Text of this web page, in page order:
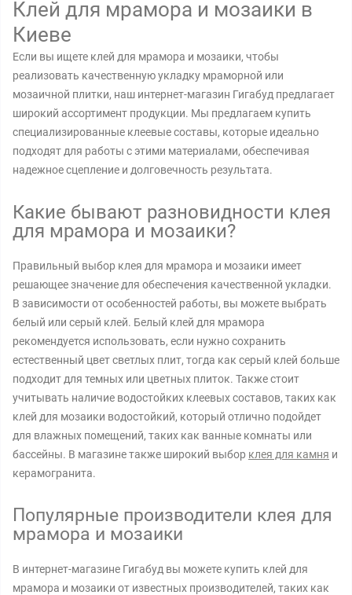
Клей для мрамора и мозаики в
Киеве
Если вы ищете клей для мрамора и мозаики, чтобы
реализовать качественную укладку мраморной или
мозаичной плитки, наш интернет-магазин Гигабуд предлагает
широкий ассортимент продукции. Мы предлагаем купить
специализированные клеевые составы, которые идеально
подходят для работы с этими материалами, обеспечивая
надежное сцепление и долговечность результата.
Какие бывают разновидности клея
для мрамора и мозаики?
Правильный выбор клея для мрамора и мозаики имеет
решающее значение для обеспечения качественной укладки.
В зависимости от особенностей работы, вы можете выбрать
белый или серый клей. Белый клей для мрамора
рекомендуется использовать, если нужно сохранить
естественный цвет светлых плит, тогда как серый клей больше
подходит для темных или цветных плиток. Также стоит
учитывать наличие водостойких клеевых составов, таких как
клей для мозаики водостойкий, который отлично подойдет
для влажных помещений, таких как ванные комнаты или
бассейны. В магазине также широкий выбор клея для камня и
керамогранита.
Популярные производители клея для
мрамора и мозаики
В интернет-магазине Гигабуд вы можете купить клей для
мрамора и мозаики от известных производителей, таких как